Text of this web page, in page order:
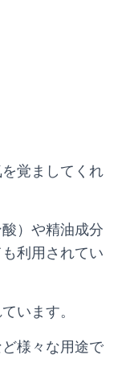
覚ましてくれ
）や精油成分
利用されてい
います。
様々な用途で